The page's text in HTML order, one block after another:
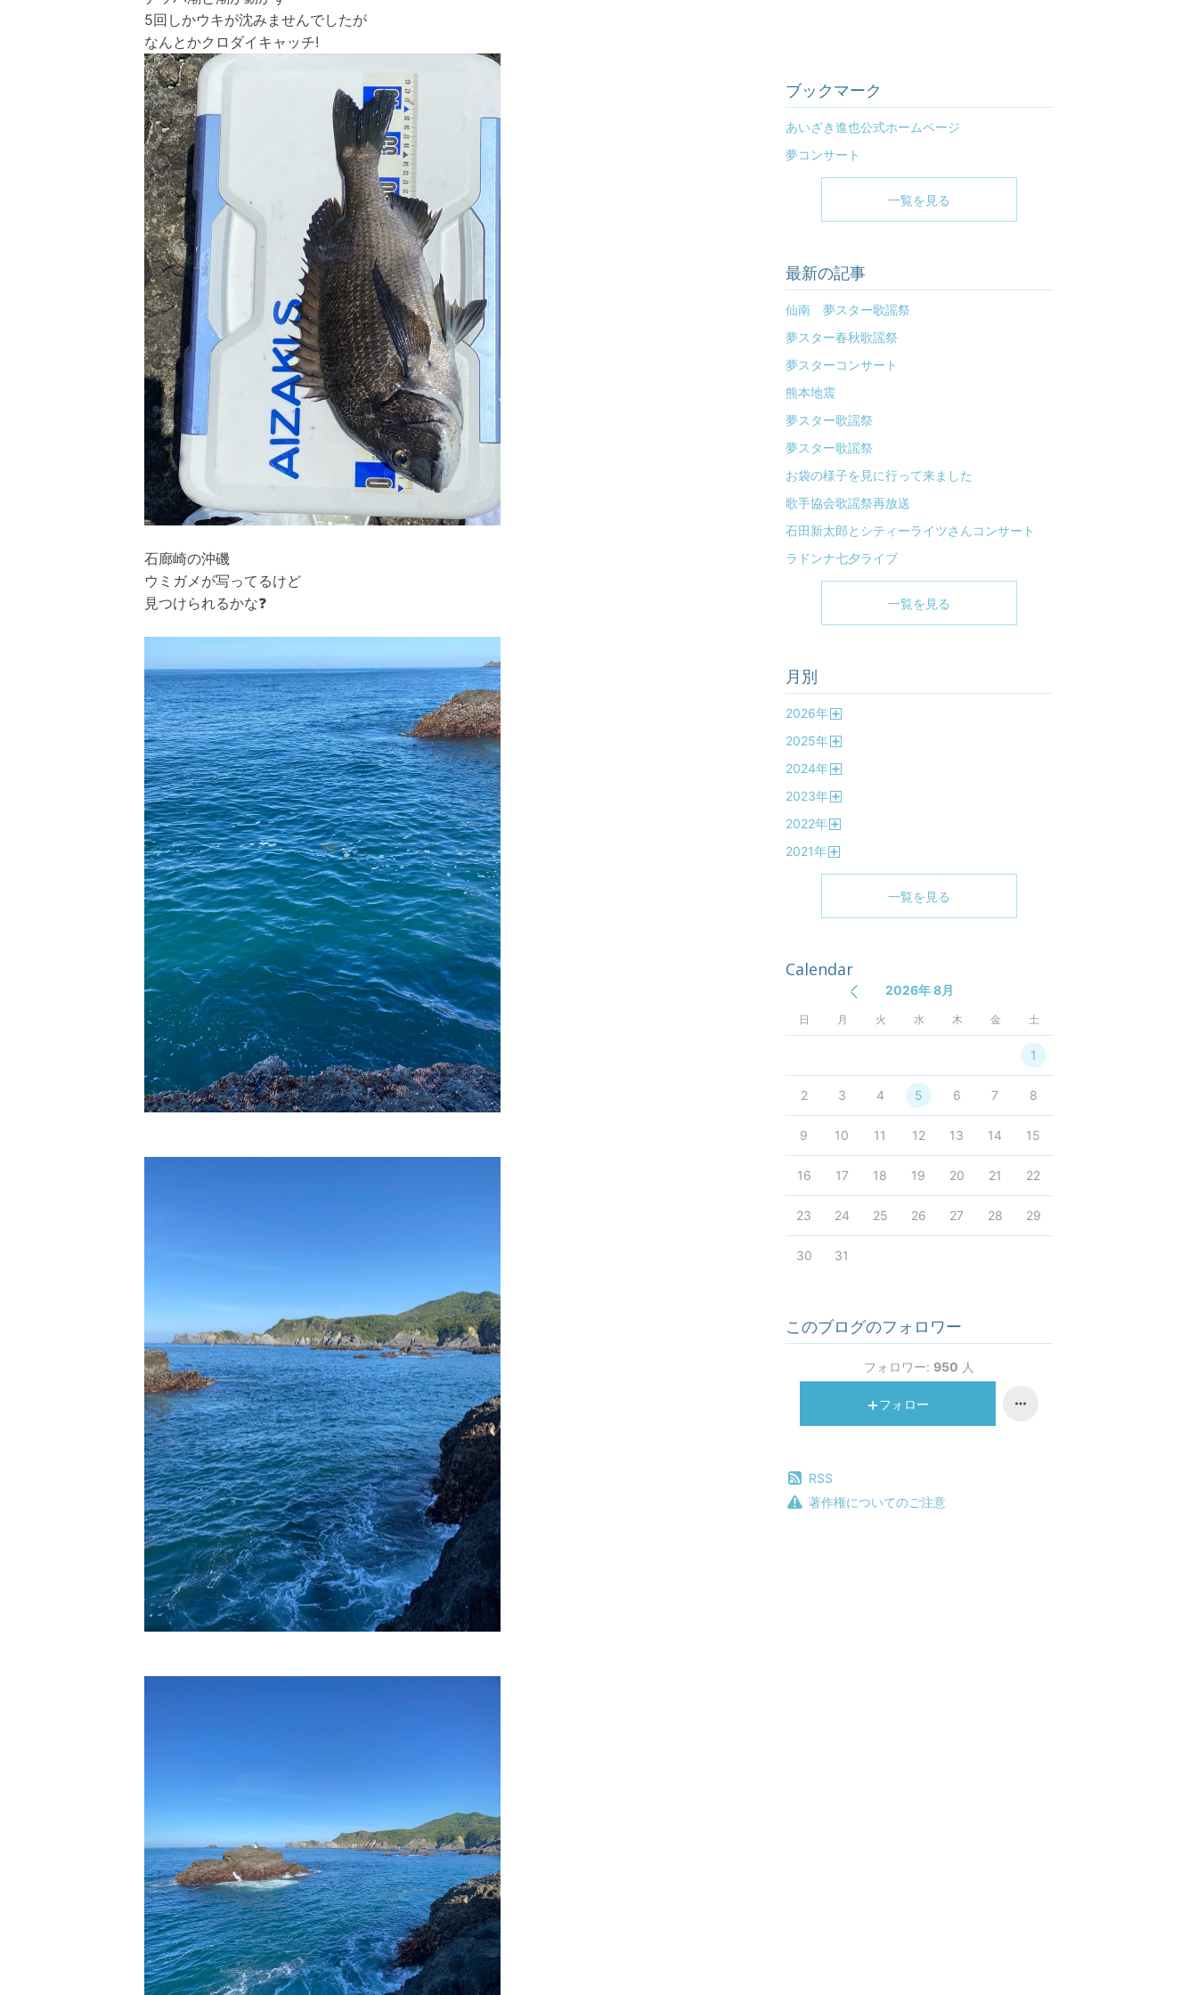
5回しかウキが沈みませんでしたが
なんとかクロダイキャッチ!
石廊崎の沖磯
ウミガメが写ってるけど
見つけられるかな❓
ブックマーク
あいざき進也公式ホームページ
夢コンサート
一覧を見る
最新の記事
仙南 夢スター歌謡祭
夢スター春秋歌謡祭
夢スターコンサート
熊本地震
夢スター歌謡祭
夢スター歌謡祭
お袋の様子を見に行って来ました
歌手協会歌謡祭再放送
石田新太郎とシティーライツさんコンサート
ラドンナ七夕ライブ
一覧を見る
月別
2026年
2025年
2024年
2023年
2022年
2021年
一覧を見る
Calendar
2026年 8月
日 月 火 水 木 金 土
1
2 3 4 5 6 7 8
9 10 11 12 13 14 15
16 17 18 19 20 21 22
23 24 25 26 27 28 29
30 31
このブログのフォロワー
フォロワー: 950 人
フォロー
RSS
著作権についてのご注意